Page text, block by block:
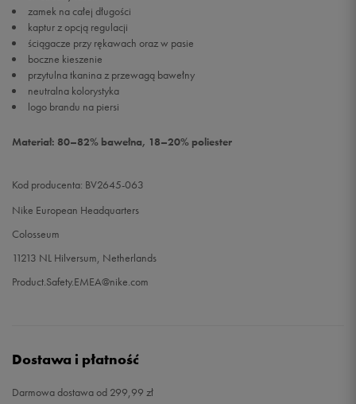
zamek na całej długości
kaptur z opcją regulacji
ściągacze przy rękawach oraz w pasie
boczne kieszenie
przytulna tkanina z przewagą bawełny
neutralna kolorystyka
logo brandu na piersi
Materiał: 80–82% bawełna, 18–20% poliester
Kod producenta: BV2645-063
Nike European Headquarters
Colosseum
11213 NL Hilversum, Netherlands
Product.Safety.EMEA@nike.com
Dostawa i płatność
Darmowa dostawa od 299,99 zł